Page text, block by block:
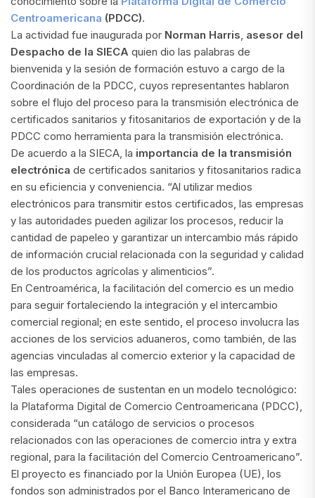
Centroamericana (PDCC).
La actividad fue inaugurada por Norman Harris asesor del
Despacho de la SIECA quien dio las palabras de
bienvenida y la sesión de formación estuvo a cargo de la
Coordinación de la PDCC, cuyos representantes hablaron
sobre el flujo del proceso para la transmisión electrónica de
certificados sanitarios y fitosanitarios de exportación y de la
PDCC como herramienta para la transmisión electrónica.
De acuerdo a la SIECA, la importancia de la transmisión
electrónica de certificados sanitarios y fitosanitarios radica
en su eficiencia y conveniencia. “Al utilizar medios
electrónicos para transmitir estos certificados, las empresas
y las autoridades pueden agilizar los procesos, reducir la
cantidad de papeleo y garantizar un intercambio más rápido
de información crucial relacionada con la seguridad y calidad
de los productos agrícolas y alimenticios”.
En Centroamérica, la facilitación del comercio es un medio
para seguir fortaleciendo la integración y el intercambio
comercial regional; en este sentido, el proceso involucra las
acciones de los servicios aduaneros, como también, de las
agencias vinculadas al comercio exterior y la capacidad de
las empresas.
Tales operaciones de sustentan en un modelo tecnológico:
la Plataforma Digital de Comercio Centroamericana (PDCC),
considerada “un catálogo de servicios o procesos
relacionados con las operaciones de comercio intra y extra
regional, para la facilitación del Comercio Centroamericano”.
El proyecto es financiado por la Unión Europea (UE), los
fondos son administrados por el Banco Interamericano de